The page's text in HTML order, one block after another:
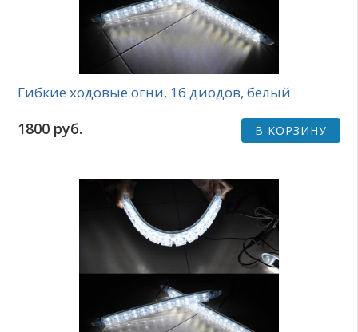
Гибкие ходовые огни, 16 диодов, белый
1800 руб. В КОРЗИНУ